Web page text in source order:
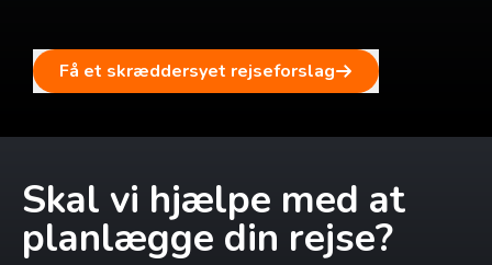
Få et skræddersyet rejseforslag
Skal vi hjælpe med at
planlægge din rejse?